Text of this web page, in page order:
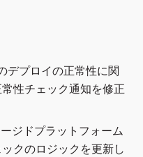
デプロイの正常性に関
性チェック通知を修正
ジドプラットフォーム
クのロジックを更新し